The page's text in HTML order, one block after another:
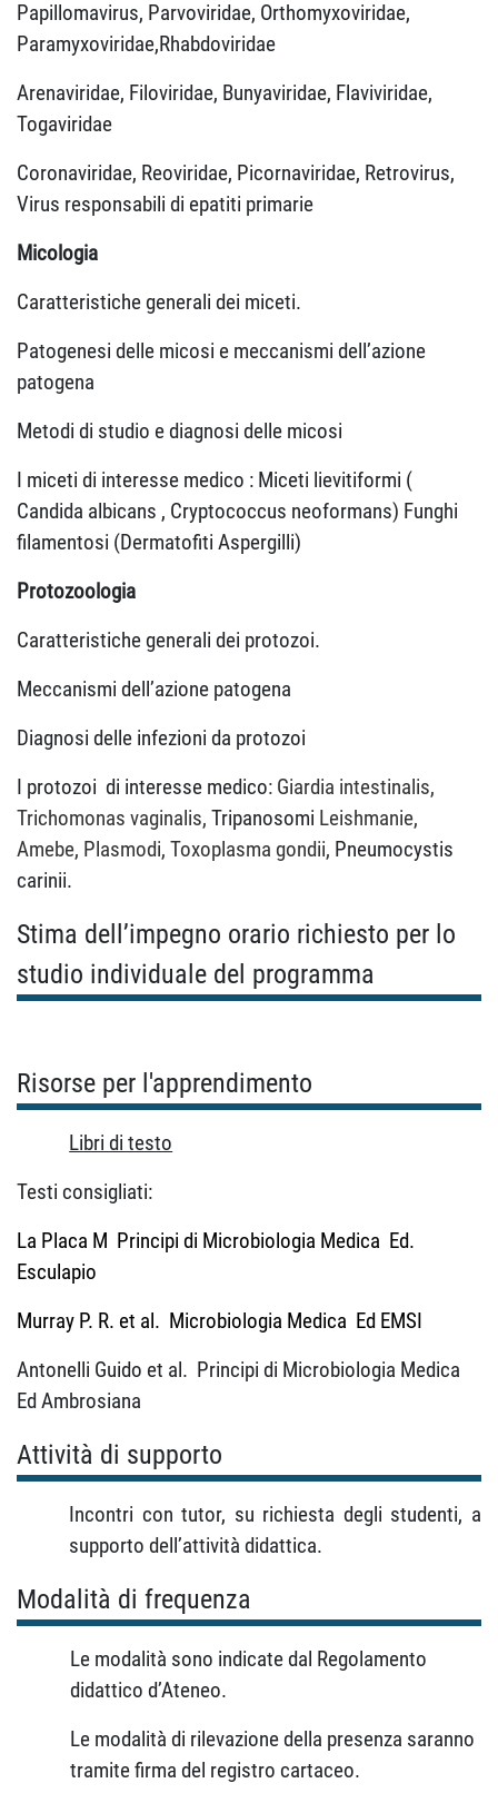
Papillomavirus, Parvoviridae, Orthomyxoviridae,
Paramyxoviridae,Rhabdoviridae
Arenaviridae, Filoviridae, Bunyaviridae, Flaviviridae,
Togaviridae
Coronaviridae, Reoviridae, Picornaviridae, Retrovirus,
Virus responsabili di epatiti primarie
Micologia
Caratteristiche generali dei miceti.
Patogenesi delle micosi e meccanismi dell’azione
patogena
Metodi di studio e diagnosi delle micosi
I miceti di interesse medico : Miceti lievitiformi (
Candida albicans , Cryptococcus neoformans) Funghi
filamentosi (Dermatofiti Aspergilli)
Protozoologia
Caratteristiche generali dei protozoi.
Meccanismi dell’azione patogena
Diagnosi delle infezioni da protozoi
I protozoi di interesse medico: Giardia intestinalis,
Trichomonas vaginalis, Tripanosomi Leishmanie,
Amebe, Plasmodi, Toxoplasma gondii, Pneumocystis
carinii.
Stima dell’impegno orario richiesto per lo
studio individuale del programma
Risorse per l'apprendimento
Libri di testo
Testi consigliati:
La Placa M Principi di Microbiologia Medica Ed.
Esculapio
Murray P. R. et al . Microbiologia Medica Ed EMSI
Antonelli Guido et al. Principi di Microbiologia Medica
Ed Ambrosiana
Attività di supporto
Incontri con tutor, su richiesta degli studenti, a
supporto dell’attività didattica.
Modalità di frequenza
Le modalità sono indicate dal Regolamento
didattico d’Ateneo.
Le modalità di rilevazione della presenza saranno
tramite firma del registro cartaceo.